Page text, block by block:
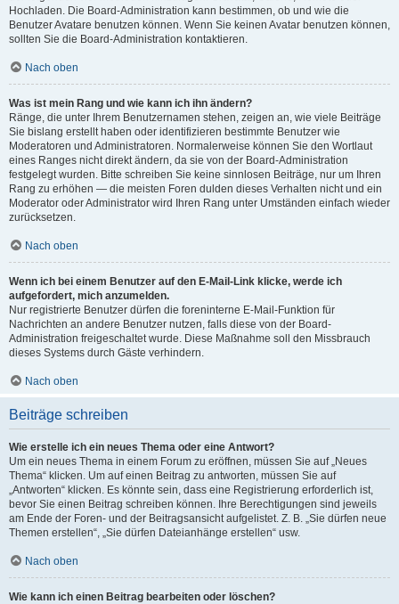
Hochladen. Die Board-Administration kann bestimmen, ob und wie die
Benutzer Avatare benutzen können. Wenn Sie keinen Avatar benutzen können,
sollten Sie die Board-Administration kontaktieren.
Nach oben
Was ist mein Rang und wie kann ich ihn ändern?
Ränge, die unter Ihrem Benutzernamen stehen, zeigen an, wie viele Beiträge
Sie bislang erstellt haben oder identifizieren bestimmte Benutzer wie
Moderatoren und Administratoren. Normalerweise können Sie den Wortlaut
eines Ranges nicht direkt ändern, da sie von der Board-Administration
festgelegt wurden. Bitte schreiben Sie keine sinnlosen Beiträge, nur um Ihren
Rang zu erhöhen — die meisten Foren dulden dieses Verhalten nicht und ein
Moderator oder Administrator wird Ihren Rang unter Umständen einfach wieder
zurücksetzen.
Nach oben
Wenn ich bei einem Benutzer auf den E-Mail-Link klicke, werde ich
aufgefordert, mich anzumelden.
Nur registrierte Benutzer dürfen die foreninterne E-Mail-Funktion für
Nachrichten an andere Benutzer nutzen, falls diese von der Board-
Administration freigeschaltet wurde. Diese Maßnahme soll den Missbrauch
dieses Systems durch Gäste verhindern.
Nach oben
Beiträge schreiben
Wie erstelle ich ein neues Thema oder eine Antwort?
Um ein neues Thema in einem Forum zu eröffnen, müssen Sie auf „Neues
Thema“ klicken. Um auf einen Beitrag zu antworten, müssen Sie auf
„Antworten“ klicken. Es könnte sein, dass eine Registrierung erforderlich ist,
bevor Sie einen Beitrag schreiben können. Ihre Berechtigungen sind jeweils
am Ende der Foren- und der Beitragsansicht aufgelistet. Z. B. „Sie dürfen neue
Themen erstellen“, „Sie dürfen Dateianhänge erstellen“ usw.
Nach oben
Wie kann ich einen Beitrag bearbeiten oder löschen?